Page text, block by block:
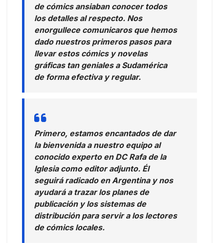
de cómics ansiaban conocer todos
los detalles al respecto. Nos
enorgullece comunicaros que hemos
dado nuestros primeros pasos para
llevar estos cómics y novelas
gráficas tan geniales a Sudamérica
de forma efectiva y regular.
Primero, estamos encantados de dar
la bienvenida a nuestro equipo al
conocido experto en DC Rafa de la
Iglesia como editor adjunto. Él
seguirá radicado en Argentina y nos
ayudará a trazar los planes de
publicación y los sistemas de
distribución para servir a los lectores
de cómics locales.